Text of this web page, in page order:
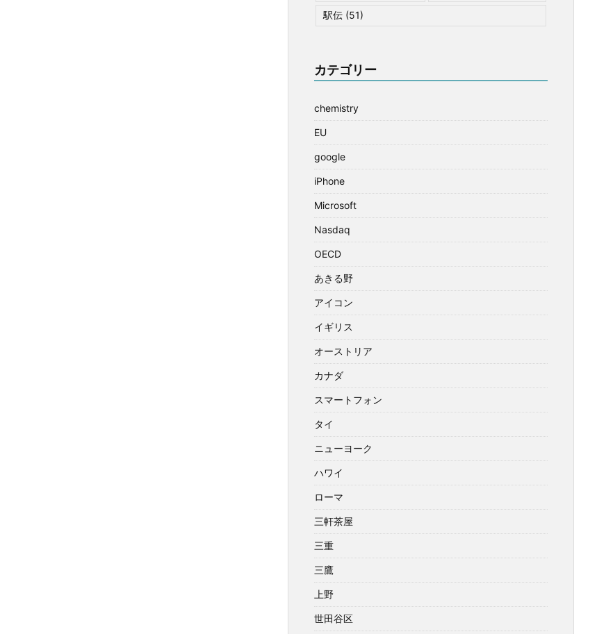
駅伝 (51)
カテゴリー
chemistry
EU
google
iPhone
Microsoft
Nasdaq
OECD
あきる野
アイコン
イギリス
オーストリア
カナダ
スマートフォン
タイ
ニューヨーク
ハワイ
ローマ
三軒茶屋
三重
三鷹
上野
世田谷区